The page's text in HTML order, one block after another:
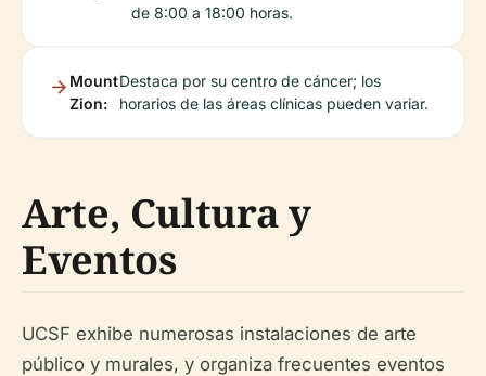
de 8:00 a 18:00 horas.
Mount
Zion:
Destaca por su centro de cáncer; los
horarios de las áreas clínicas pueden variar.
Arte, Cultura y
Eventos
UCSF exhibe numerosas instalaciones de arte
público y murales, y organiza frecuentes eventos